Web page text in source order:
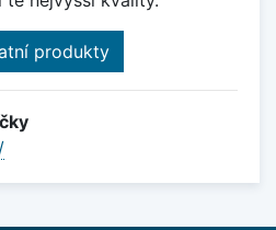
produkty